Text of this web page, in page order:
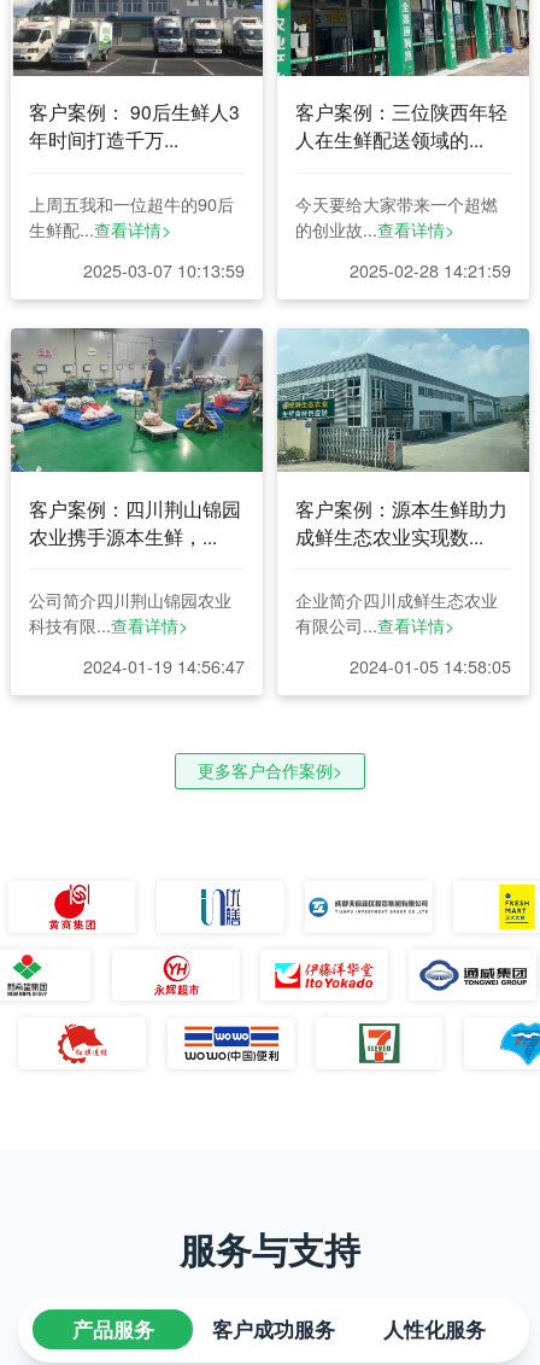
客户案例： 90后生鲜人3
年时间打造千万...
上周五我和一位超牛的90后
生鲜配...查看详情>
2025-03-07 10:13:59
客户案例：三位陕西年轻
人在生鲜配送领域的...
今天要给大家带来一个超燃
的创业故...查看详情>
2025-02-28 14:21:59
客户案例：四川荆山锦园
农业携手源本生鲜，...
公司简介四川荆山锦园农业
科技有限...查看详情>
2024-01-19 14:56:47
客户案例：源本生鲜助力
成鲜生态农业实现数...
企业简介四川成鲜生态农业
有限公司...查看详情>
2024-01-05 14:58:05
更多客户合作案例>
服务与支持
产品服务 客户成功服务 人性化服务